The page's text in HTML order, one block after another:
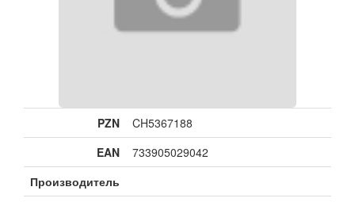
PZN
CH5367188
EAN
733905029042
Производитель